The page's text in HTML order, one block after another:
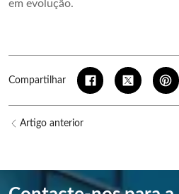
em evolução.
Compartilhar
Artigo anterior